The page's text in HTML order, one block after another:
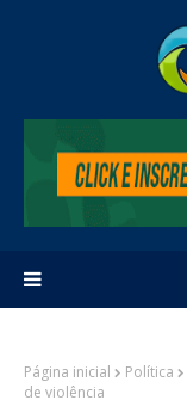
Página inicial Política
de violência